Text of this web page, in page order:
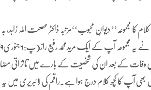
کا مجموعہ’’ دیوانِ محبوب‘‘مرتبہ ڈاکٹر عصمت اللہ
آپ کا کچھ کلام درج ہواہے.راقم کی لائبریری میں یہ